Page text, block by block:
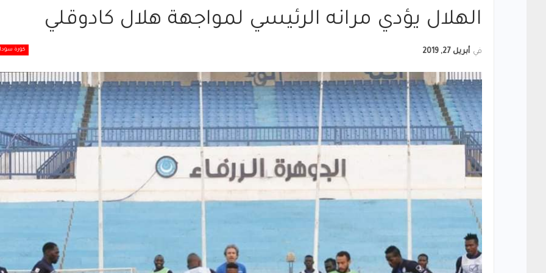
الهلال يؤدي مرانه الرئيسي لمواجهة هلال كادوقلي
كورة في أبريل 27, 2019